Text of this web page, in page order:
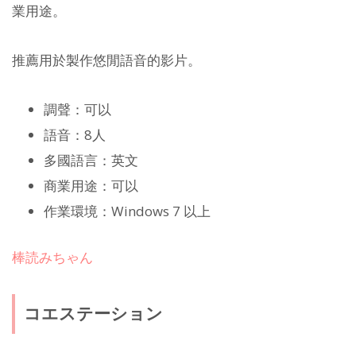
業用途。
推薦用於製作悠閒語音的影片。
調聲：可以
語音：8人
多國語言：英文
商業用途：可以
作業環境：Windows 7 以上
棒読みちゃん
コエステーション